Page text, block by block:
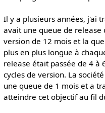
Il y a plusieurs années, j'ai
avait une queue de release
version de 12 mois et la
plus en plus longue à
release était passée de 4 à
cycles de version. La
une queue de 1 mois et a
atteindre cet objectif au fil